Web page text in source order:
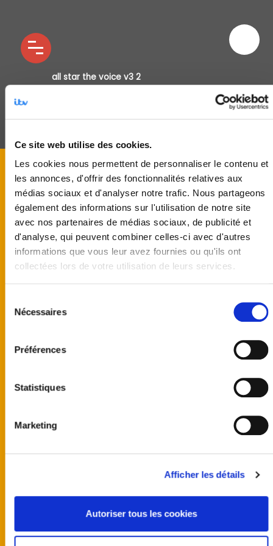
Ce site web utilise des cookies.
Les cookies nous permettent de personnaliser le contenu et
les annonces, d'offrir des fonctionnalités relatives aux
médias sociaux et d'analyser notre trafic. Nous partageons
également des informations sur l'utilisation de notre site
avec nos partenaires de médias sociaux, de publicité et
d'analyse, qui peuvent combiner celles-ci avec d'autres
informations que vous leur avez fournies ou qu'ils ont
collectées lors de votre utilisation de leurs services.
Nécessaires
Préférences
Statistiques
Marketing
Afficher les détails
Autoriser tous les cookies
all star the voice v3 2
Australia
Germany
Norway
Sweden
United States
Programmes